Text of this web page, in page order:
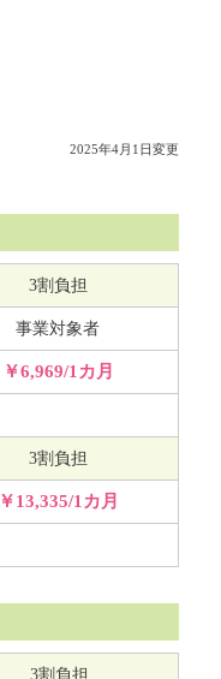
2025年4月1日変更
3割負担
事業対象者
￥6,969/1カ月
3割負担
￥13,335/1カ月
3割負担